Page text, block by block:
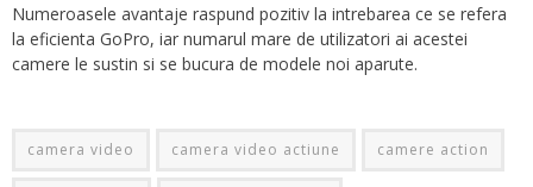
Numeroasele avantaje raspund pozitiv la intrebarea ce se refera
la eficienta GoPro, iar numarul mare de utilizatori ai acestei
camere le sustin si se bucura de modele noi aparute.
camera video camera video actiune camere action